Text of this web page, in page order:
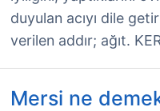
duyulan acıyı dile
verilen addır; ağıt.
Mersi ne